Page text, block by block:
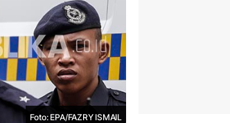
Foto: EPA/FAZRY ISMAIL